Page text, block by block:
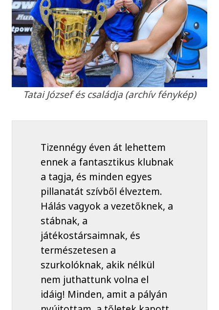
Tatai József és családja (archív fénykép)
Tizennégy éven át lehettem
ennek a fantasztikus klubnak
a tagja, és minden egyes
pillanatát szívből élveztem.
Hálás vagyok a vezetőknek, a
stábnak, a
játékostársaimnak, és
természetesen a
szurkolóknak, akik nélkül
nem juthattunk volna el
idáig! Minden, amit a pályán